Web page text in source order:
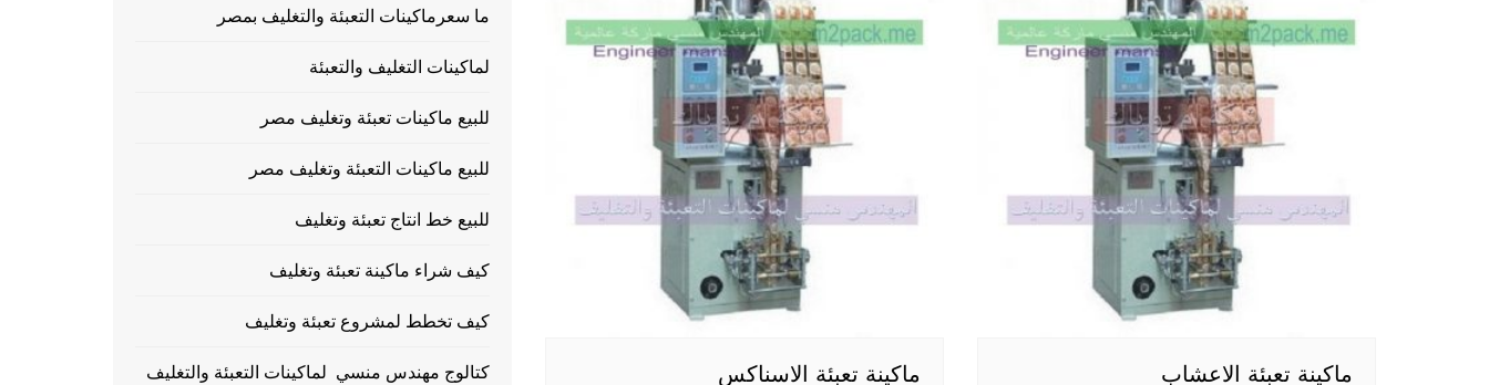
ماكينة تعبئة الاعشاب ماكينة تعبئة الاسناكس
ما سعرماكينات التعبئة والتغليف بمصر
لماكينات التغليف والتعبئة
للبيع ماكينات تعبئة وتغليف مصر
للبيع ماكينات التعبئة وتغليف مصر
للبيع خط انتاج تعبئة وتغليف
كيف شراء ماكينة تعبئة وتغليف
كيف تخطط لمشروع تعبئة وتغليف
كتالوج مهندس منسي لماكينات التعبئة والتغليف